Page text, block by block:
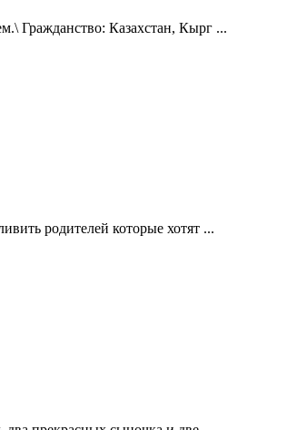
Гражданство: Казахстан, Кырг ...
родителей которые хотят ...